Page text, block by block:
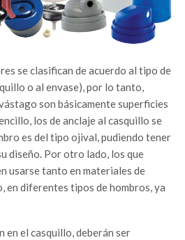
se clasifican de acuerdo al tipo de
o al envase), por lo tanto,
son básicamente superficies
los de anclaje al casquillo se
es del tipo ojival, pudiendo tener
diseño. Por otro lado, los que
usarse tanto en materiales de
en diferentes tipos de hombros, ya
en el casquillo, deberán ser